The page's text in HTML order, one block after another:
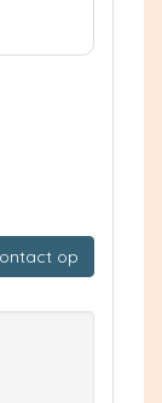
op